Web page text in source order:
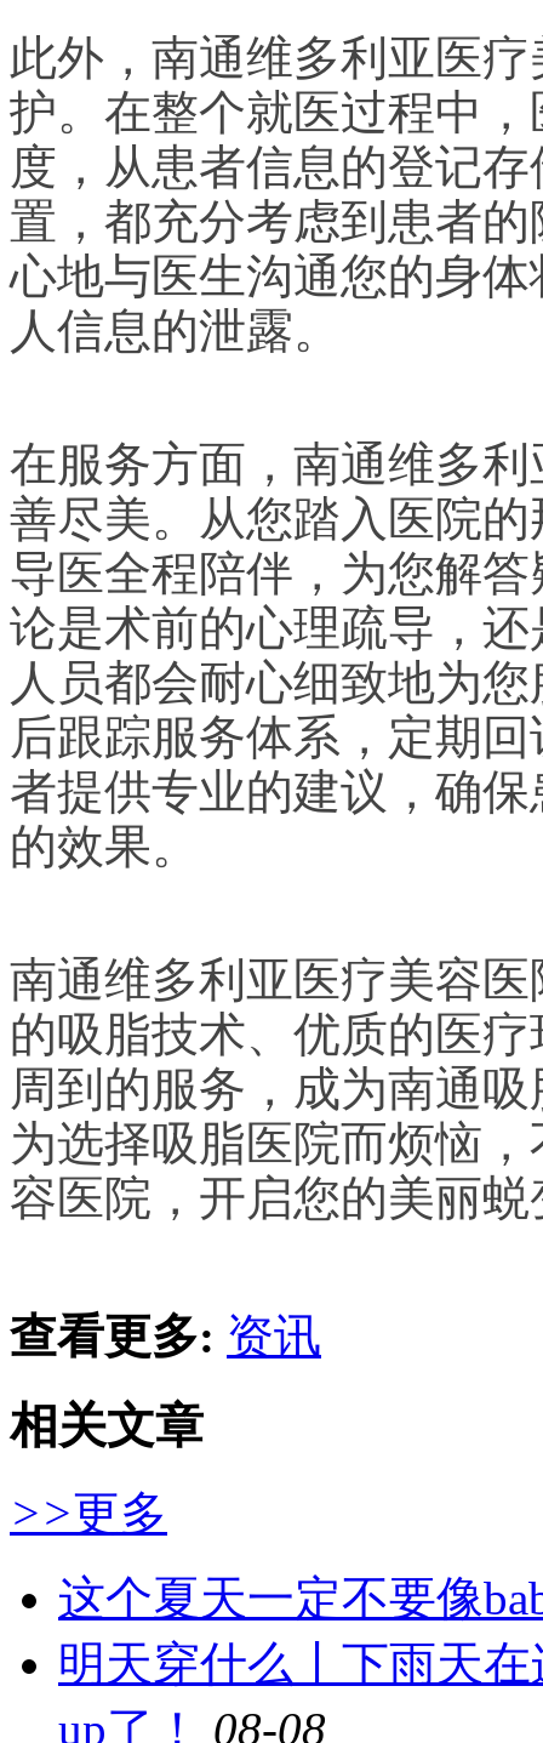
此外，南通维多利亚医
护。在整个就医过程中
度，从患者信息的登记
置，都充分考虑到患者
心地与医生沟通您的身
人信息的泄露。
在服务方面，南通维多
善尽美。从您踏入医院
导医全程陪伴，为您解
论是术前的心理疏导，
人员都会耐心细致地为
后跟踪服务体系，定期
者提供专业的建议，确
的效果。
南通维多利亚医疗美容
的吸脂技术、优质的医
周到的服务，成为南通
为选择吸脂医院而烦恼
容医院，开启您的美丽
查看更多: 资讯
相关文章
>>更多
这个夏天一定不要像
明天穿什么丨下雨天
up了！
08-08